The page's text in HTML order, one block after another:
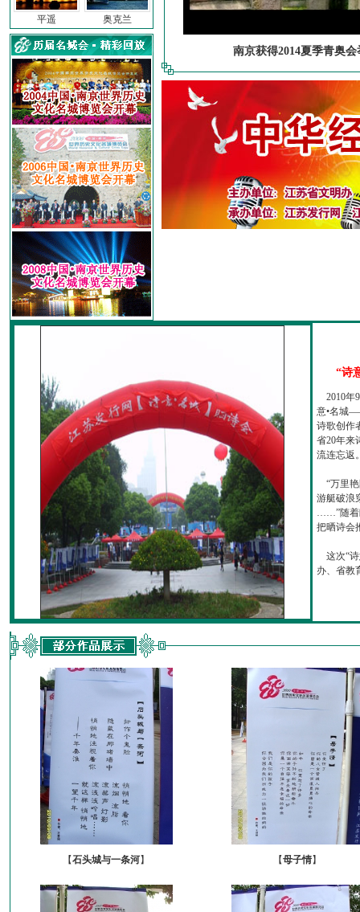
平遥 奥克兰
南京获得2014夏季青奥会
“诗
2010年
意•名城
诗歌创作
省20年来
流连忘返
“万里艳
游艇破浪
……”随着
把晒诗会
这次“诗
办、省教
【石头城与一条河】 【母子情】